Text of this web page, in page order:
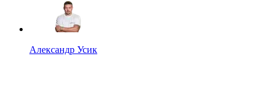
Александр Усик